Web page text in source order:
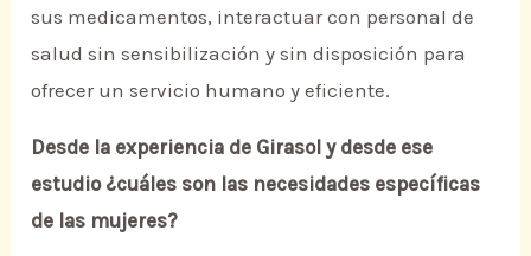
sus medicamentos, interactuar con personal de
salud sin sensibilización y sin disposición para
ofrecer un servicio humano y eficiente.
Desde la experiencia de Girasol y desde ese
estudio ¿cuáles son las necesidades específicas
de las mujeres?